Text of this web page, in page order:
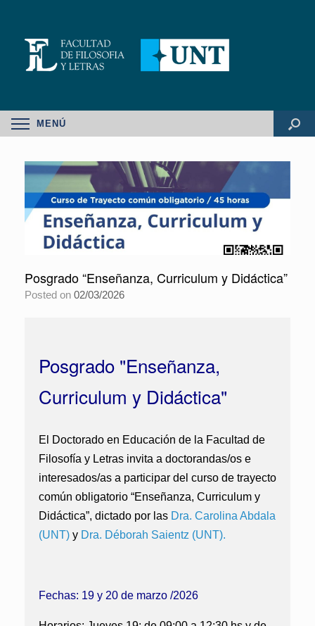
MENÚ
Posgrado “Enseñanza, Curriculum y Didáctica”
Posted on 02/03/2026
Posgrado "Enseñanza,
Curriculum y Didáctica"
El Doctorado en Educación de la Facultad de
Filosofía y Letras invita a doctorandas/os e
interesados/as a participar del curso de trayecto
común obligatorio “Enseñanza, Curriculum y
Didáctica”, dictado por las Dra. Carolina Abdala
(UNT) y Dra. Déborah Saientz (UNT).
Fechas: 19 y 20 de marzo /2026